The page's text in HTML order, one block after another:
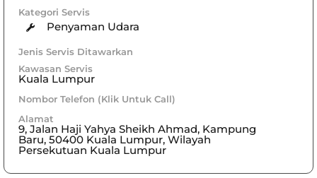
Kategori Servis
Penyaman Udara
Jenis Servis Ditawarkan
Kawasan Servis
Kuala Lumpur
Nombor Telefon (Klik Untuk Call)
Alamat
9, Jalan Haji Yahya Sheikh Ahmad, Kampung
Baru, 50400 Kuala Lumpur, Wilayah
Persekutuan Kuala Lumpur